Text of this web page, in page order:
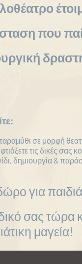
που
σε μορφή
τις δικές σας
δημιουργία &
για
σας τώρα
μαγεία!